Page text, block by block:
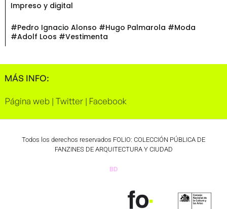
Impreso y digital
#Pedro Ignacio Alonso #Hugo Palmarola #Moda
#Adolf Loos #Vestimenta
MÁS INFO:
Página web | Twitter | Facebook
Todos los derechos reservados FOLIO: COLECCIÓN PÚBLICA DE
FANZINES DE ARQUITECTURA Y CIUDAD
BD